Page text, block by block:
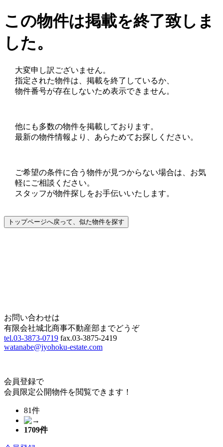
この物件は掲載を終了致しま
した。
大変申し訳ございません。
指定された物件は、掲載を終了しているか、
物件番号が存在しないため表示できません。
他にも多数の物件を掲載しております。
最新の物件情報より、あらためてお探しください。
ご希望の条件に合う物件が見つからない場合は、お気
軽にご相談ください。
スタッフが物件探しをお手伝いいたします。
お問い合わせは
有限会社城北商事不動産部までどうぞ
tel.03-3873-0719 fax.03-3875-2419
watanabe@jyohoku-estate.com
会員登録で
会員限定公開物件を閲覧できます！
81件
1709件